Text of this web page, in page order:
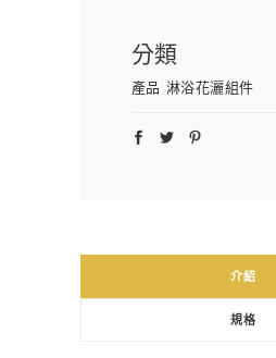
分類
產品 淋浴花灑組件
介紹
規格